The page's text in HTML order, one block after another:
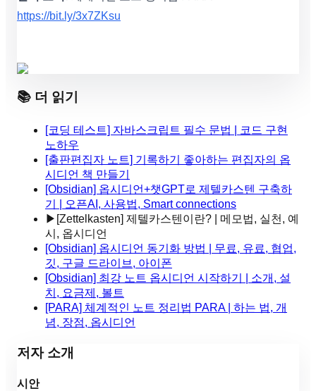
https://bit.ly/3x7ZKsu
📚 더 읽기
[코딩 테스트] 자바스크립트 필수 문법 | 코드 구현
노하우
[출판편집자 노트] 기록하기 좋아하는 편집자의 옵
시디언 책 만들기
[Obsidian] 옵시디언+챗GPT로 제텔카스텐 구축하
기 | 오픈AI, 사용법, Smart connections
▶ [Zettelkasten] 제텔카스텐이란? | 메모법, 실천, 예
시, 옵시디언
[Obsidian] 옵시디언 동기화 방법 | 무료, 유료, 협업,
깃, 구글 드라이브, 아이폰
[Obsidian] 최강 노트 옵시디언 시작하기 | 소개, 설
치, 요금제, 볼트
[PARA] 체계적인 노트 정리법 PARA | 하는 법, 개
념, 장점, 옵시디언
저자 소개
시안